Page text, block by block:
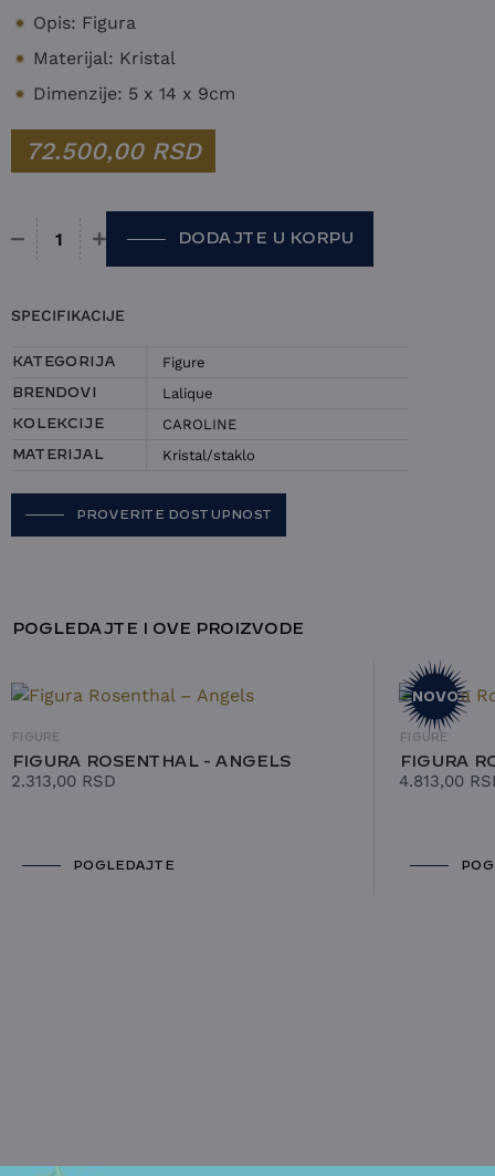
Opis: Figura
Materijal: Kristal
Dimenzije: 5 x 14 x 9cm
72.500,00 RSD
Figura Lalique - CAROLINE količina
DODAJTE U KORPU
SPECIFIKACIJE
KATEGORIJA Figure
BRENDOVI Lalique
KOLEKCIJE CAROLINE
MATERIJAL Kristal/staklo
PROVERITE DOSTUPNOST
POGLEDAJTE I OVE PROIZVODE
FIGURE
FIGURA ROSENTHAL - ANGELS
2.313,00 RSD
POGLEDAJTE
NOVO
FIGURE
FIGURA
4.813,00